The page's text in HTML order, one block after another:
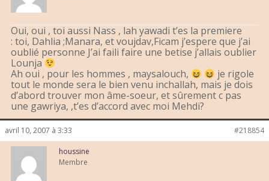
Oui, oui , toi aussi Nass , lah yawadi t’es la premiere
: toi, Dahlia ;Manara, et voujdav,Ficam j’espere que j’ai
oublié personne J’ai faili faire une betise j’allais oublier
Lounja
Ah oui , pour les hommes , maysalouch,
je rigole
tout le monde sera le bien venu inchallah, mais je dois
d’abord trouver mon âme-soeur, et sûrement c pas
une gawriya, ,t’es d’accord avec moi Mehdi?
avril 10, 2007 à 3:33 #218854
houssine
Membre